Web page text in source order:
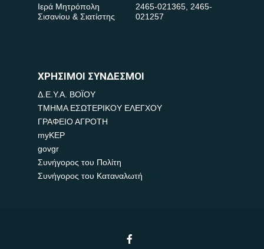
Ιερά Μητρόπολη
Σισανίου & Σιατίστης
2465-021365, 2465-
021257
ΧΡΗΣΙΜΟΙ ΣΥΝΔΕΣΜΟΙ
Δ.Ε.Υ.Α. ΒΟΪΟΥ
ΤΜΗΜΑ ΕΣΩΤΕΡΙΚΟΥ ΕΛΕΓΧΟΥ
ΓΡΑΦΕΙΟ ΑΓΡΟΤΗ
myKEP
govgr
Συνήγορος του Πολίτη
Συνήγορος του Καταναλωτή